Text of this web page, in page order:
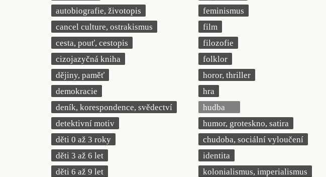
autobiografie, životopis
cancel culture, ostrakismus
cesta, pouť, cestopis
cizojazyčná kniha
dějiny, paměť
demokracie
deník, korespondence, svědectví
detektivní motiv
děti 0 až 3 roky
děti 3 až 6 let
děti 6 až 9 let
feminismus
film
filozofie
folklor
horor, thriller
hra
hudba
humor, groteskno, satira
chudoba, sociální vyloučení
identita
kolonialismus, imperialismus